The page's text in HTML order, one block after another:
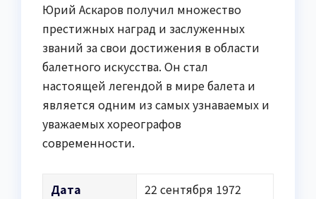
Юрий Аскаров получил множество
престижных наград и заслуженных
званий за свои достижения в области
балетного искусства. Он стал
настоящей легендой в мире балета и
является одним из самых узнаваемых и
уважаемых хореографов
современности.
Дата
22 сентября 1972